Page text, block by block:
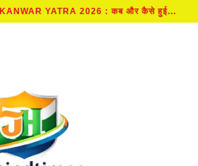
META NEWS : META पर अमेरिकी कोर्ट ने...